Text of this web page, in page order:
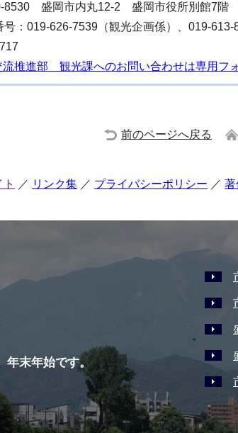
8530 盛岡市内丸12-2 盛岡市役所別館7階
号：019-626-7539（観光企画係）、019-
流推進部 観光課へのお問い合わせは専用フ
前のページへ戻る
リンク集 プライバシーポリシー 著
年末年始です。